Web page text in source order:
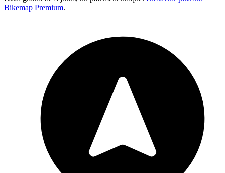
Bikemap Premium.